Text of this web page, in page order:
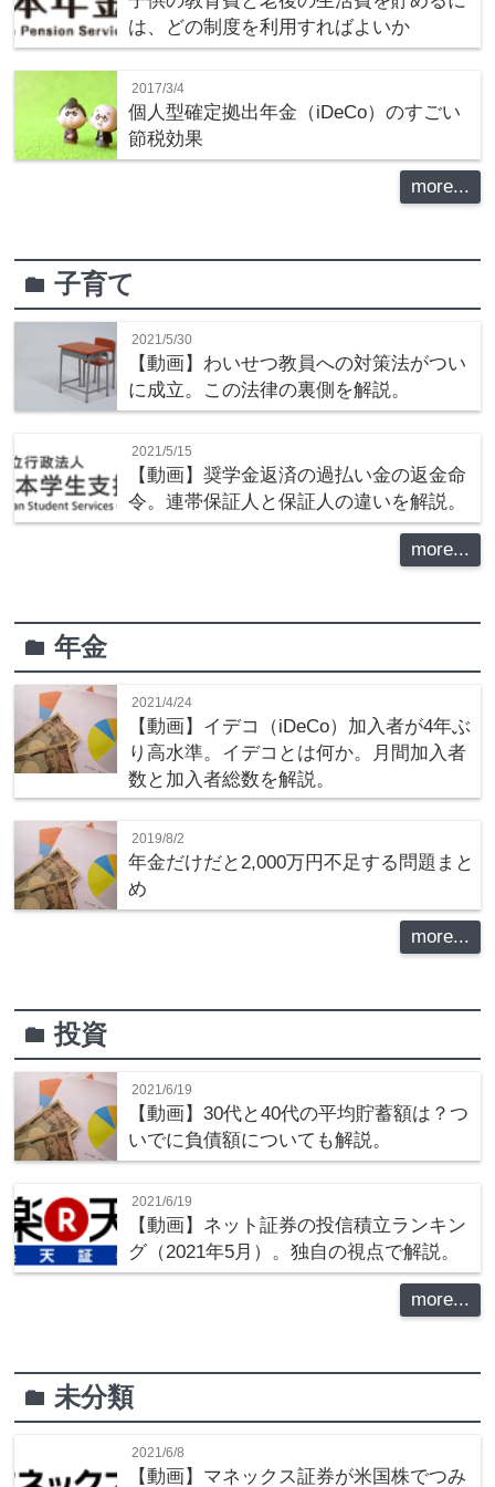
は、どの制度を利用すればよいか
2017/3/4
個人型確定拠出年金（iDeCo）のすごい
節税効果
more...
folder子育て
2021/5/30
【動画】わいせつ教員への対策法がつい
に成立。この法律の裏側を解説。
2021/5/15
【動画】奨学金返済の過払い金の返金命
令。連帯保証人と保証人の違いを解説。
more...
folder年金
2021/4/24
【動画】イデコ（iDeCo）加入者が4年ぶ
り高水準。イデコとは何か。月間加入者
数と加入者総数を解説。
2019/8/2
年金だけだと2,000万円不足する問題まと
め
more...
folder投資
2021/6/19
【動画】30代と40代の平均貯蓄額は？つ
いでに負債額についても解説。
2021/6/19
【動画】ネット証券の投信積立ランキン
グ（2021年5月）。独自の視点で解説。
more...
folder未分類
2021/6/8
【動画】マネックス証券が米国株でつみ